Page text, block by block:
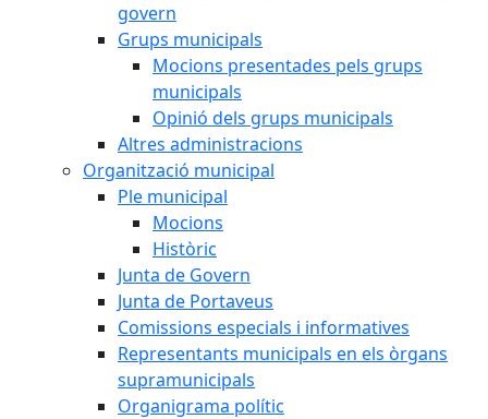
govern
Grups municipals
Mocions presentades pels grups
municipals
Opinió dels grups municipals
Altres administracions
Organització municipal
Ple municipal
Mocions
Històric
Junta de Govern
Junta de Portaveus
Comissions especials i informatives
Representants municipals en els òrgans
supramunicipals
Organigrama polític